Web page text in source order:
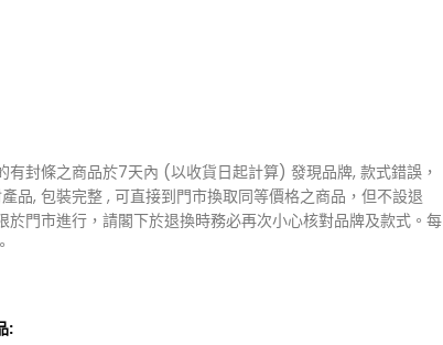
有封條之商品於7天內 (以收貨日起計算) 發現品牌, 款式錯誤，
品, 包裝完整 , 可直接到門市換取同等價格之商品，但不設退
於門市進行，請閣下於退換時務必再次小心核對品牌及款式。每
: